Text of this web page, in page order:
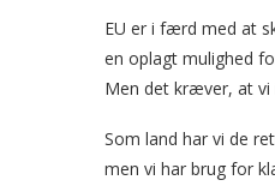
EU er i færd med at
en oplagt mulighed
Men det kræver, at vi
Som land har vi de
men vi har brug for